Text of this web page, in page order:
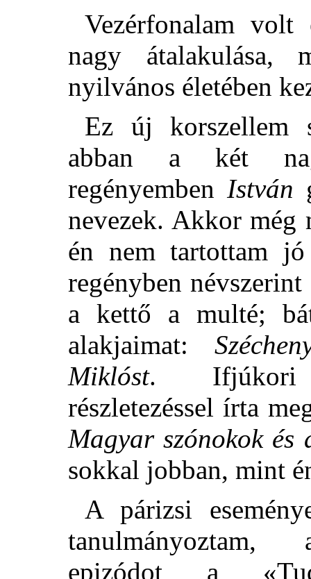
Vezérfonalam volt
nagy átalakulása,
nyilvános életében
Ez új korszellem
abban a két
regényemben István
nevezek. Akkor
én nem tartottam
regényben
a kettő a multé;
alakjaimat:
Miklóst. Ifjúkori
részletezéssel írta
Magyar szónokok
sokkal jobban, mint
A párizsi
epizódot a